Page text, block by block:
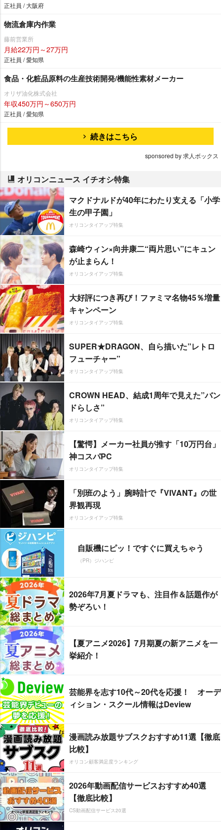
正社員 / 大阪府
物流倉庫内作業
藤前営業所
月給22万円～27万円
正社員 / 愛知県
食品・化粧品原料の生産技術開発/機能性素材メーカー
オリザ油化株式会社
年収450万円～650万円
正社員 / 愛知県
続きはこちら
sponsored by 求人ボックス
オリコンニュース イチオシ特集
マクドナルドが40年にわたり支える「小学
生の甲子園」
オリコンタイアップ特集
森崎ウィン×向井康二“両片思い”にキュン
が止まらん！
オリコンタイアップ特集
大好評につき再び！ファミマ名物45％増量
キャンペーン
オリコンタイアップ特集
SUPER★DRAGON、自ら描いた”レトロ
フューチャー”
オリコンタイアップ特集
CROWN HEAD、結成1周年で見えた”バン
ドらしさ”
オリコンタイアップ特集
【驚愕】メーカー社員が推す「10万円台」
神コスパPC
オリコンタイアップ特集
「別班のよう」腕時計で『VIVANT』の世
界観再現
オリコンタイアップ特集
自販機にピッ！ですぐに買えちゃう
（PR）ジハンピ
2026年7月夏ドラマも、注目作＆話題作が
勢ぞろい！
【夏アニメ2026】7月期夏の新アニメを一
挙紹介！
芸能界を志す10代～20代を応援！ オーデ
ィション・スクール情報はDeview
漫画読み放題サブスクおすすめ11選【徹底
比較】
オリコン顧客満足度ランキング
2026年動画配信サービスおすすめ40選
【徹底比較】
CS動画配信サービス20選